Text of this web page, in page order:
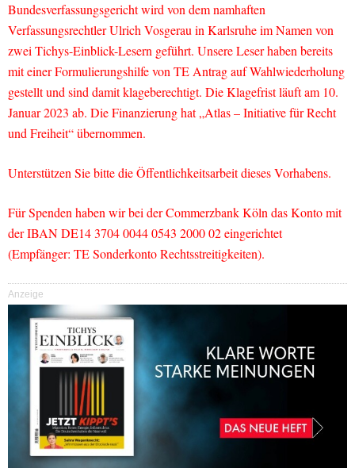
Bundesverfassungsgericht wird von dem namhaften
Verfassungsrechtler Ulrich Vosgerau in Karlsruhe im Namen von
zwei Tichys-Einblick-Lesern geführt. Unsere Leser haben bereits
mit einer Formulierungshilfe von TE Antrag auf Wahlwiederholung
gestellt und sind damit klageberechtigt. Die Klagefrist läuft am 10.
Januar 2023 ab. Die Finanzierung hat „Atlas – Initiative für Recht
und Freiheit“ übernommen.
Unterstützen Sie bitte die Öffentlichkeitsarbeit dieses Vorhabens.
Für Spenden haben wir bei der Commerzbank Köln das Konto mit
der IBAN DE14 3704 0044 0543 2000 02 eingerichtet
(Empfänger: TE Sonderkonto Rechtsstreitigkeiten).
Anzeige